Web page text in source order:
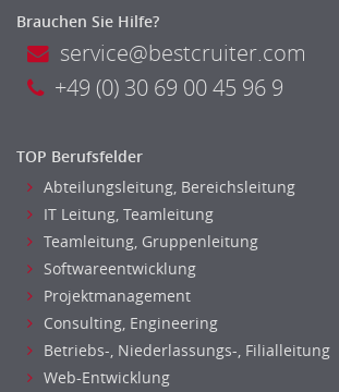
Brauchen Sie Hilfe?
service@bestcruiter.com
+49 (0) 30 69 00 45 96 9
TOP Berufsfelder
Abteilungsleitung, Bereichsleitung
IT Leitung, Teamleitung
Teamleitung, Gruppenleitung
Softwareentwicklung
Projektmanagement
Consulting, Engineering
Betriebs-, Niederlassungs-, Filialleitung
Web-Entwicklung